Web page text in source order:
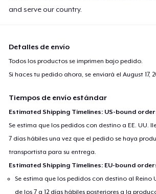
and serve our country.
Detalles de envío
Todos los productos se imprimen bajo pedido.
Si haces tu pedido ahora, se enviará elAugust 17,
Tiempos de envío estándar
Estimated Shipping Timelines: US-bound
Se estima que los pedidos con destino a EE. UU.
7 días hábiles una vez que el pedido se haya
transportista para su entrega.
Estimated Shipping Timelines: EU-bound
Se estima que los pedidos con destino al
de los 7 a 12 días hábiles posteriores a la